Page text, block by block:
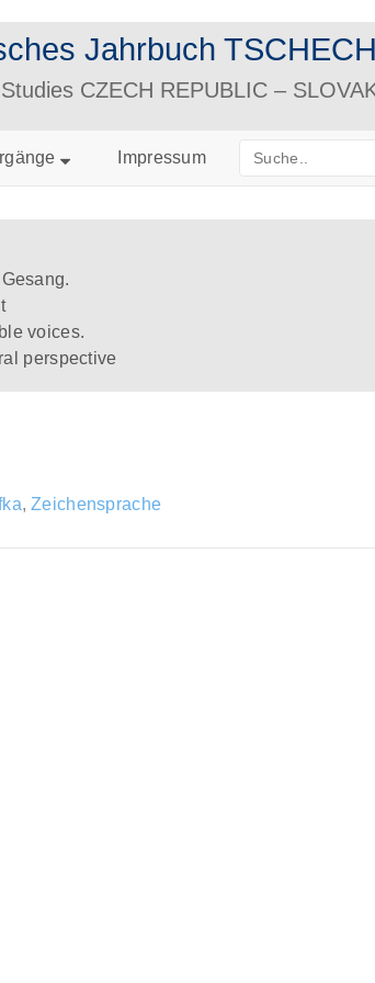
Jahrbuch
CZECH REPUBLIC –
Impressum
voices.
perspective
,Zeichensprache